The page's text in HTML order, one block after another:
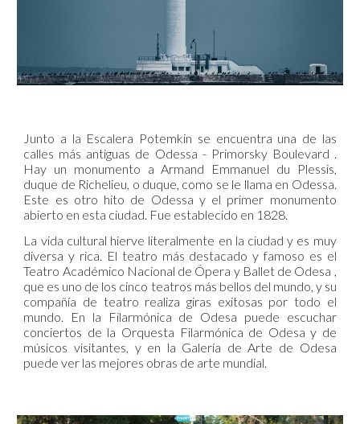
Junto a la Escalera Potemkin se encuentra una de las
calles más antiguas de Odessa - Primorsky Boulevard .
Hay un monumento a Armand Emmanuel du Plessis,
duque de Richelieu, o duque, como se le llama en Odessa.
Este es otro hito de Odessa y el primer monumento
abierto en esta ciudad. Fue establecido en 1828.
La vida cultural hierve literalmente en la ciudad y es muy
diversa y rica. El teatro más destacado y famoso es el
Teatro Académico Nacional de Ópera y Ballet de Odesa ,
que es uno de los cinco teatros más bellos del mundo, y su
compañía de teatro realiza giras exitosas por todo el
mundo. En la Filarmónica de Odesa puede escuchar
conciertos de la Orquesta Filarmónica de Odesa y de
músicos visitantes, y en la Galería de Arte de Odesa
puede ver las mejores obras de arte mundial.